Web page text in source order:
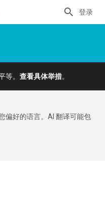
登录
等。 查看具体举措。
偏好的语言。AI 翻译可能包